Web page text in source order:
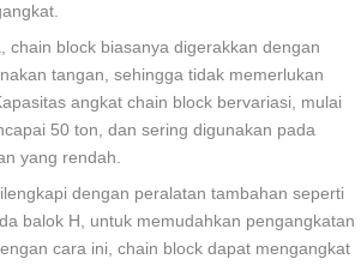
chain block biasanya digerakkan dengan
tangan, sehingga tidak memerlukan
angkat chain block bervariasi, mulai
50 ton, dan sering digunakan pada
yang rendah.
dengan peralatan tambahan seperti
balok H, untuk memudahkan pengangkatan
cara ini, chain block dapat mengangkat